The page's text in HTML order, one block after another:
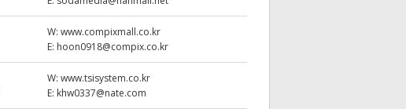
W:www.compixmall.co.kr
E: hoon0918@compix.co.kr
W:www.tsisystem.co.kr
E: khw0337@nate.com